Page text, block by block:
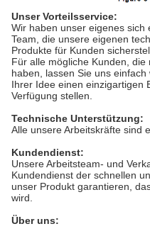
Unser Vorteilsservice:
Wir haben unser eigenes sich
Team, die unsere eigenen
Produkte für Kunden
Für alle mögliche Kunden,
haben, lassen Sie uns
Ihrer Idee einen einzigartigen
Verfügung stellen.
Technische Unterstützung:
Alle unsere Arbeitskräfte sind
Kundendienst:
Unsere Arbeitsteam- und
Kundendienst der schnellen
unser Produkt garantieren,
wird.
Über uns: